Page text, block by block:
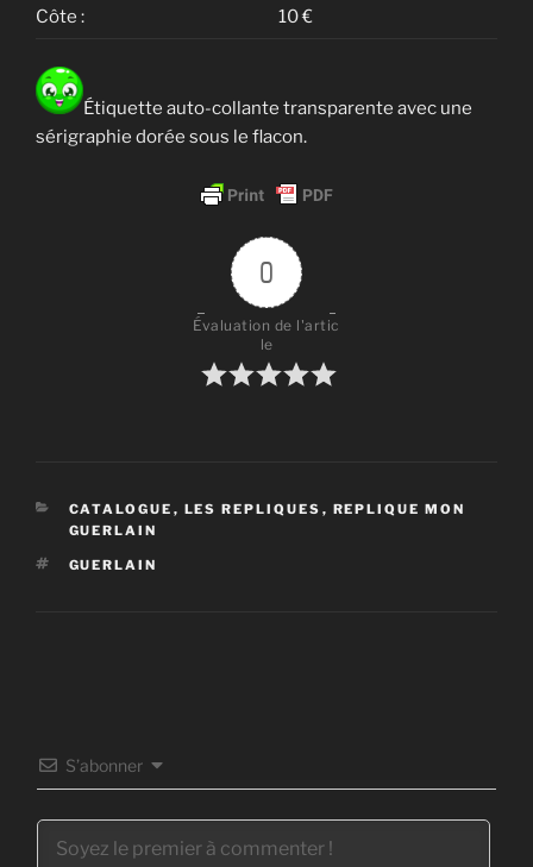
Côte : 10 €
Étiquette auto-collante transparente avec une
sérigraphie dorée sous le flacon.
0
Évaluation de l'artic
le
CATÉGORIES
CATALOGUE , LES REPLIQUES , REPLIQUE MON
GUERLAIN
ÉTIQUETTES
GUERLAIN
S’abonner